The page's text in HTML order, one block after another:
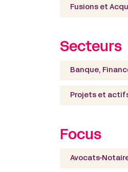
Fusions et
Secteurs
Banque,
Projets et
Focus
Avocats-